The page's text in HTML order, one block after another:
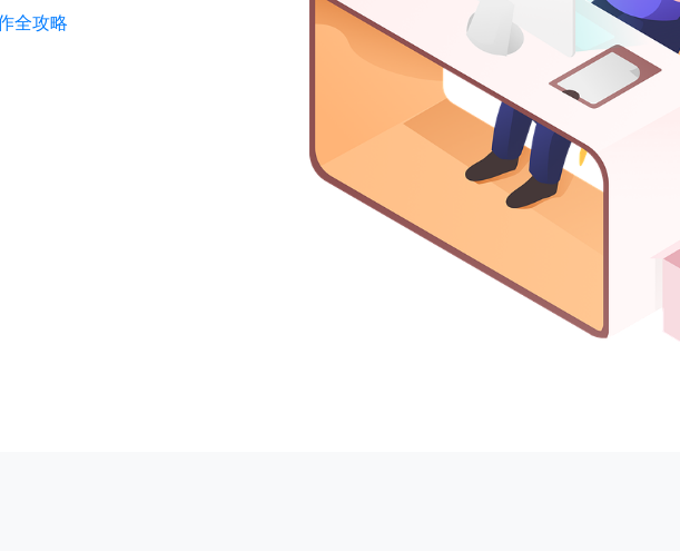
全攻略